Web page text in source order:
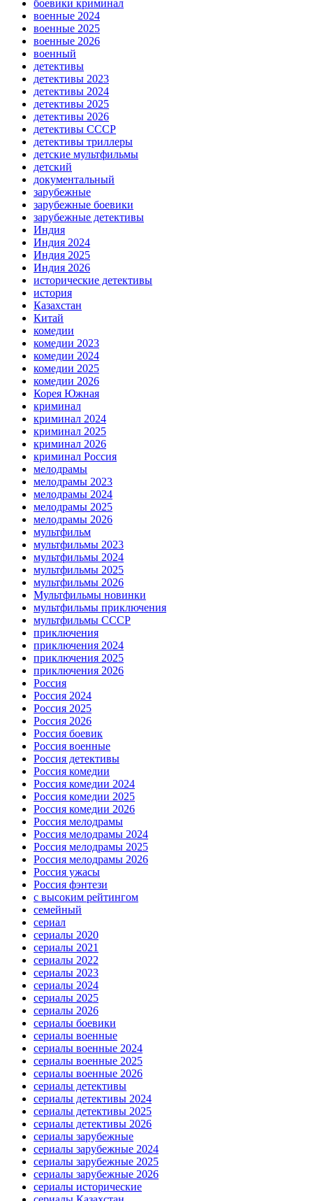
боевики криминал
военные 2024
военные 2025
военные 2026
военный
детективы
детективы 2023
детективы 2024
детективы 2025
детективы 2026
детективы СССР
детективы триллеры
детские мультфильмы
детский
документальный
зарубежные
зарубежные боевики
зарубежные детективы
Индия
Индия 2024
Индия 2025
Индия 2026
исторические детективы
история
Казахстан
Китай
комедии
комедии 2023
комедии 2024
комедии 2025
комедии 2026
Корея Южная
криминал
криминал 2024
криминал 2025
криминал 2026
криминал Россия
мелодрамы
мелодрамы 2023
мелодрамы 2024
мелодрамы 2025
мелодрамы 2026
мультфильм
мультфильмы 2023
мультфильмы 2024
мультфильмы 2025
мультфильмы 2026
Мультфильмы новинки
мультфильмы приключения
мультфильмы СССР
приключения
приключения 2024
приключения 2025
приключения 2026
Россия
Россия 2024
Россия 2025
Россия 2026
Россия боевик
Россия военные
Россия детективы
Россия комедии
Россия комедии 2024
Россия комедии 2025
Россия комедии 2026
Россия мелодрамы
Россия мелодрамы 2024
Россия мелодрамы 2025
Россия мелодрамы 2026
Россия ужасы
Россия фэнтези
с высоким рейтингом
семейный
сериал
сериалы 2020
сериалы 2021
сериалы 2022
сериалы 2023
сериалы 2024
сериалы 2025
сериалы 2026
сериалы боевики
сериалы военные
сериалы военные 2024
сериалы военные 2025
сериалы военные 2026
сериалы детективы
сериалы детективы 2024
сериалы детективы 2025
сериалы детективы 2026
сериалы зарубежные
сериалы зарубежные 2024
сериалы зарубежные 2025
сериалы зарубежные 2026
сериалы исторические